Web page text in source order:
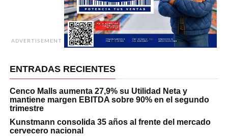
ADVERTISEMENT
ENTRADAS RECIENTES
Cenco Malls aumenta 27,9% su Utilidad Neta y
mantiene margen EBITDA sobre 90% en el segundo
trimestre
Kunstmann consolida 35 años al frente del mercado
cervecero nacional